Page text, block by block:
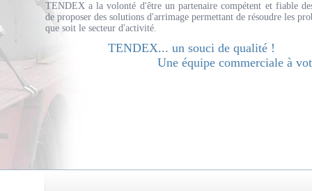
TENDEX a la volonté d'être un partenaire compétent et fiable
de proposer des solutions d'arrimage permettant de résoudre les
que soit le secteur d'activité.
TENDEX... un souci de qualité !
Une équipe commerciale à